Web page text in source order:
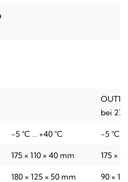
OUT1
bei
-5 °C … +40 °C -5 °C …
175 × 110 × 40 mm 175 ×
180 × 125 × 50 mm 90 ×